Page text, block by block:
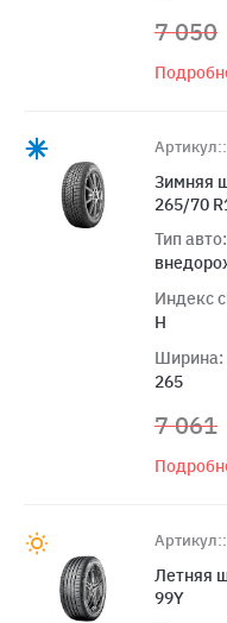
7 050
Зимняя
265/70
Тип авто:
Индекс
H
Ширина:
265
7 061
Летняя
99Y